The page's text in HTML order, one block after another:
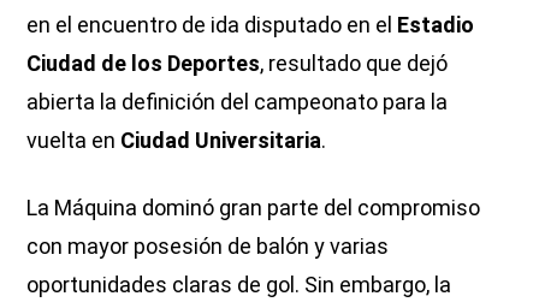
en el encuentro de ida disputado en el Estadio
Ciudad de los Deportes, resultado que dejó
abierta la definición del campeonato para la
vuelta en Ciudad Universitaria.
La Máquina dominó gran parte del compromiso
con mayor posesión de balón y varias
oportunidades claras de gol. Sin embargo, la